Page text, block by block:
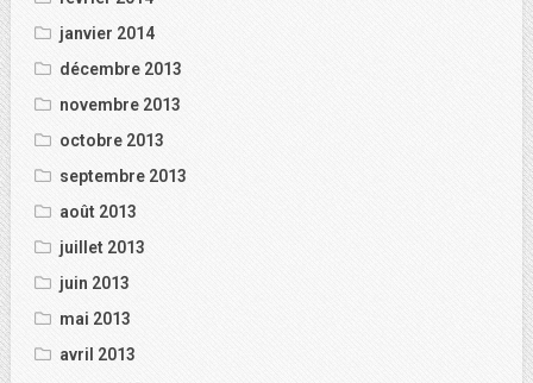
janvier 2014
décembre 2013
novembre 2013
octobre 2013
septembre 2013
août 2013
juillet 2013
juin 2013
mai 2013
avril 2013